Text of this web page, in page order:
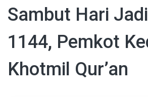
Sambut Hari
1144, Pemkot
Khotmil Qur’an